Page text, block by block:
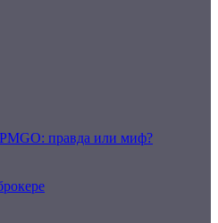
правда или миф?